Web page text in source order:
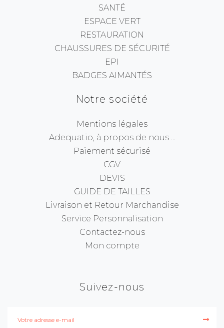
SANTÉ
ESPACE VERT
RESTAURATION
CHAUSSURES DE SÉCURITÉ
EPI
BADGES AIMANTÉS
Notre société
Mentions légales
Adequatio, à propos de nous ...
Paiement sécurisé
CGV
DEVIS
GUIDE DE TAILLES
Livraison et Retour Marchandise
Service Personnalisation
Contactez-nous
Mon compte
Suivez-nous